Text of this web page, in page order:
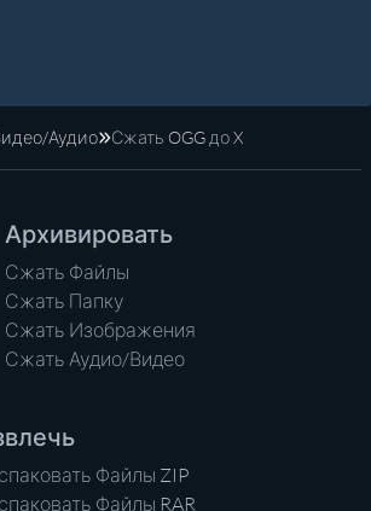
Аудио Сжать OGG до X
Архивировать
Сжать Файлы
Сжать Папку
Сжать Изображения
Сжать Аудио/Видео
Файлы ZIP
Файлы RAR